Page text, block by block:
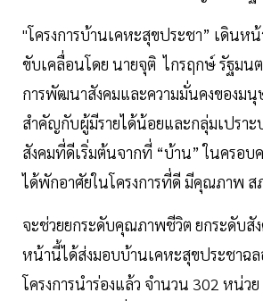
"โครงการบ้านเคหะสุขประชา” เดินหน้
ขับเคลื่อนโดย นายจุติ ไกรฤกษ์ รัฐมนต
การพัฒนาสังคมและความมั่นคงของมนุ
สำคัญกับผู้มีรายได้น้อยและกลุ่มเปราะ
สังคมที่ดีเริ่มต้นจากที่ “บ้าน” ในครอบ
ได้พักอาศัยในโครงการที่ดี มีคุณภาพ
จะช่วยยกระดับคุณภาพชีวิต ยกระดับสั
หน้านี้ได้ส่งมอบบ้านเคหะสุขประชาฉล
โครงการนำร่องแล้ว จำนวน 302 หน่ว